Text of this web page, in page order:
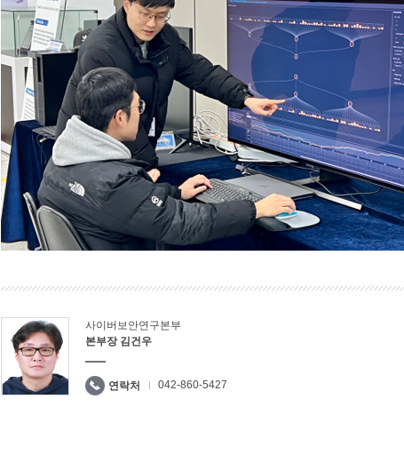
사이버보안연구본부
본부장 김건우
연락처 042-860-5427